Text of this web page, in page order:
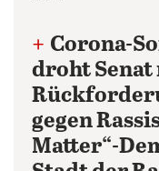
+ Corona-
droht
gegen
Matter“-